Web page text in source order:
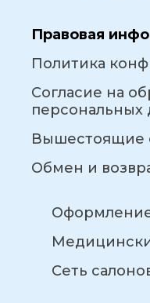
Правовая
Политика
Согласие на
персональных
Вышестоящие
Обмен и
Оформление
Сеть